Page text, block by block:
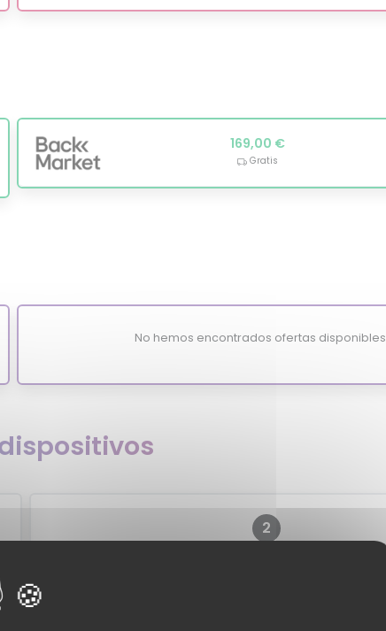
169,00 €
Gratis
No hemos encontrados ofertas disponibles
2